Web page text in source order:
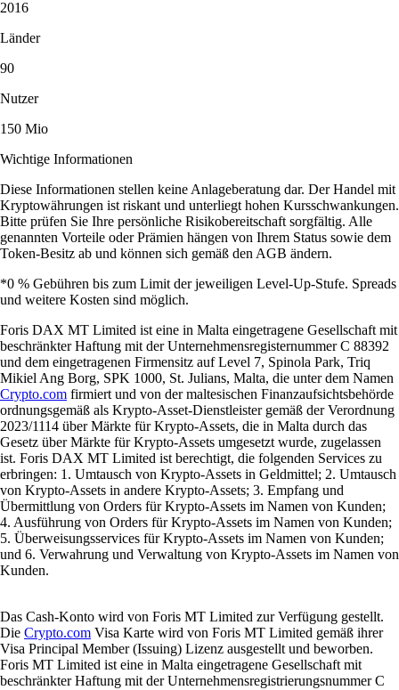
2016
Länder
90
Nutzer
150 Mio
Wichtige Informationen
Diese Informationen stellen keine Anlageberatung dar. Der Handel mit
Kryptowährungen ist riskant und unterliegt hohen Kursschwankungen.
Bitte prüfen Sie Ihre persönliche Risikobereitschaft sorgfältig. Alle
genannten Vorteile oder Prämien hängen von Ihrem Status sowie dem
Token-Besitz ab und können sich gemäß den AGB ändern.
*0 % Gebühren bis zum Limit der jeweiligen Level-Up-Stufe. Spreads
und weitere Kosten sind möglich.
Foris DAX MT Limited ist eine in Malta eingetragene Gesellschaft mit
beschränkter Haftung mit der Unternehmensregisternummer C 88392
und dem eingetragenen Firmensitz auf Level 7, Spinola Park, Triq
Mikiel Ang Borg, SPK 1000, St. Julians, Malta, die unter dem Namen
Crypto.com firmiert und von der maltesischen Finanzaufsichtsbehörde
ordnungsgemäß als Krypto-Asset-Dienstleister gemäß der Verordnung
2023/1114 über Märkte für Krypto-Assets, die in Malta durch das
Gesetz über Märkte für Krypto-Assets umgesetzt wurde, zugelassen
ist. Foris DAX MT Limited ist berechtigt, die folgenden Services zu
erbringen: 1. Umtausch von Krypto-Assets in Geldmittel; 2. Umtausch
von Krypto-Assets in andere Krypto-Assets; 3. Empfang und
Übermittlung von Orders für Krypto-Assets im Namen von Kunden;
4. Ausführung von Orders für Krypto-Assets im Namen von Kunden;
5. Überweisungsservices für Krypto-Assets im Namen von Kunden;
und 6. Verwahrung und Verwaltung von Krypto-Assets im Namen von
Kunden.
Das Cash-Konto wird von Foris MT Limited zur Verfügung gestellt.
Die Crypto.com Visa Karte wird von Foris MT Limited gemäß ihrer
Visa Principal Member (Issuing) Lizenz ausgestellt und beworben.
Foris MT Limited ist eine in Malta eingetragene Gesellschaft mit
beschränkter Haftung mit der Unternehmensregistrierungsnummer C